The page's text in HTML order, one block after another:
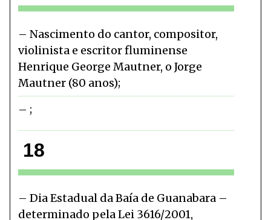
Nascimento do cantor, compositor,
violinista e escritor fluminense
Henrique George Mautner, o Jorge
Mautner (80 anos)
18
Dia Estadual da Baía de Guanabara –
determinado pela Lei 3616/2001,